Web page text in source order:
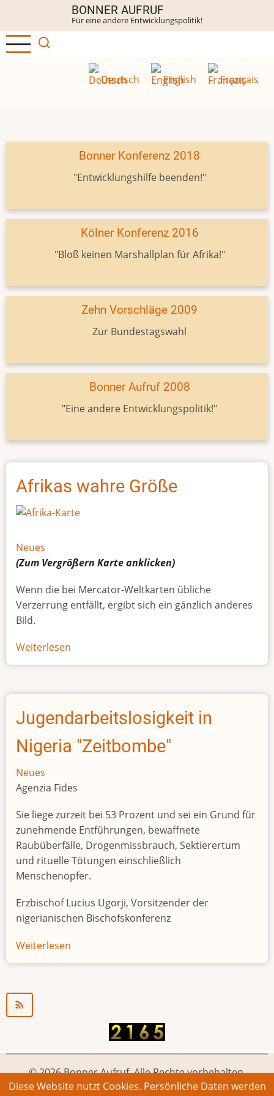
Inhalt
BONNER AUFRUF
Für eine andere Entwicklungspolitik!
Deutsch English Français
Bonner Konferenz 2018
"Entwicklungshilfe beenden!"
Kölner Konferenz 2016
"Bloß keinen Marshallplan für Afrika!"
Zehn Vorschläge 2009
Zur Bundestagswahl
Bonner Aufruf 2008
"Eine andere Entwicklungspolitik!"
Afrikas wahre Größe
Neues
(Zum Vergrößern Karteanklicken)
Wenn die bei Mercator-Weltkarten übliche
Verzerrung entfällt, ergibt sich ein gänzlich anderes
Bild.
Weiterlesen
Afrikas
Größe
Jugendarbeitslosigkeit in
Nigeria "Zeitbombe"
Neues
Agenzia Fides
Sie liege zurzeit bei 53 Prozent und sei ein Grund für
zunehmende Entführungen, bewaffnete
Raubüberfälle, Drogenmissbrauch, Sektierertum
und rituelle Tötungen einschließlich
Menschenopfer.
Erzbischof Lucius Ugorji, Vorsitzender der
nigerianischen Bischofskonferenz
Weiterlesen
Jugendarbeitslosigkeit
© 2026 Bonner Aufruf. Alle Rechte vorbehalten.
Diese Website nutzt Cookies. Persönliche Daten werden